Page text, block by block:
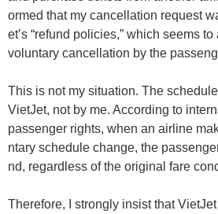
ormed that my cancellation request
et’s “refund policies,” which seems
voluntary cancellation by the
This is not my situation. The
VietJet, not by me. According to
passenger rights, when an airline
ntary schedule change, the
nd, regardless of the original fare
Therefore, I strongly insist that